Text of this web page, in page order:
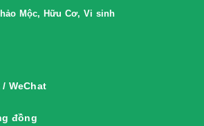
Mộc, Hữu Cơ, Vi sinh
WeChat
đồng